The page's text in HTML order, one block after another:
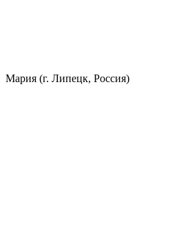
Мария (г. Липецк, Россия)